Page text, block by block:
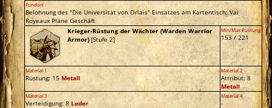
Fundort
Belohnung des "Die Universität von Orlais" Einsatzes am Kartentisch; Val
Royeaux Pläne Geschäft
Krieger-Rüstung der Wächter (Warden Warrior
Armor) [Stufe 2]
Min/Max Rüstung
153 / 221
Material 1
Rüstung: 15Metall
Material 2
Attribut: 8
Metall
Material 3
Verteidigung: 8Leder
Material 4
-